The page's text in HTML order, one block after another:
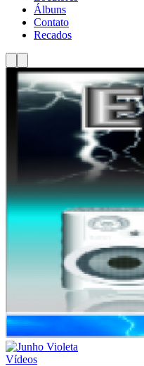
Álbuns
Contato
Recados
Vídeos